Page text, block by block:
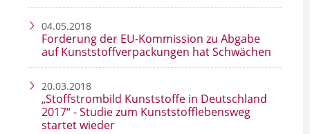
04.05.2018
Forderung der EU-Kommission zu Abgabe
auf Kunststoffverpackungen hat Schwächen
20.03.2018
„Stoffstrombild Kunststoffe in Deutschland
2017“ - Studie zum Kunststofflebensweg
startet wieder